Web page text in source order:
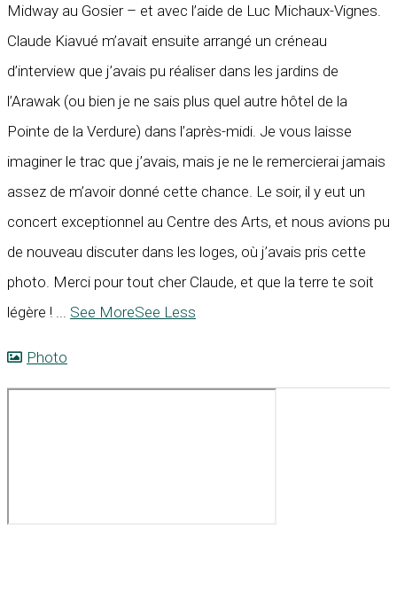
Midway au Gosier – et avec l’aide de Luc Michaux-Vignes.
Claude Kiavué m’avait ensuite arrangé un créneau
d’interview que j’avais pu réaliser dans les jardins de
l’Arawak (ou bien je ne sais plus quel autre hôtel de la
Pointe de la Verdure) dans l’après-midi. Je vous laisse
imaginer le trac que j’avais, mais je ne le remercierai jamais
assez de m’avoir donné cette chance. Le soir, il y eut un
concert exceptionnel au Centre des Arts, et nous avions pu
de nouveau discuter dans les loges, où j’avais pris cette
photo. Merci pour tout cher Claude, et que la terre te soit
légère !
See MoreSee Less
Photo